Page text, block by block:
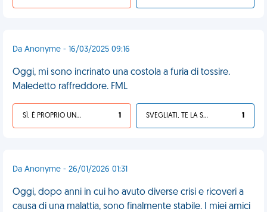
Da Anonyme - 16/03/2025 09:16
Oggi, mi sono incrinato una costola a furia di tossire.
Maledetto raffreddore. FML
SÌ, È PROPRIO UNA VDM! 1 SVEGLIATI, TE LA SEI CERCATA! 1
Da Anonyme - 26/01/2026 01:31
Oggi, dopo anni in cui ho avuto diverse crisi e ricoveri a
causa di una malattia, sono finalmente stabile. I miei amici